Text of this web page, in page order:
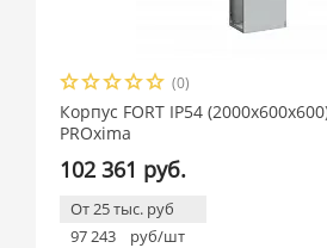
(0)
Корпус FORT IP54
PROxima
102 361 руб.
От 25 тыс. руб
97 243
руб/шт